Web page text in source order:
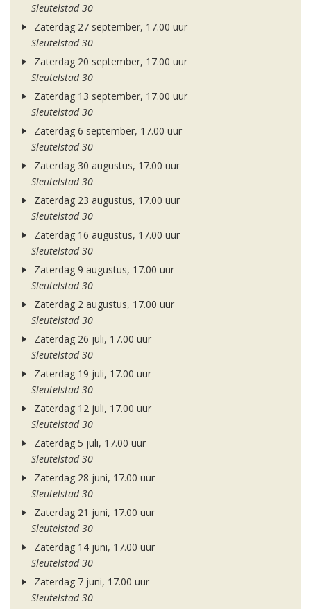
Sleutelstad 30
Zaterdag 27 september, 17.00 uur
Sleutelstad 30
Zaterdag 20 september, 17.00 uur
Sleutelstad 30
Zaterdag 13 september, 17.00 uur
Sleutelstad 30
Zaterdag 6 september, 17.00 uur
Sleutelstad 30
Zaterdag 30 augustus, 17.00 uur
Sleutelstad 30
Zaterdag 23 augustus, 17.00 uur
Sleutelstad 30
Zaterdag 16 augustus, 17.00 uur
Sleutelstad 30
Zaterdag 9 augustus, 17.00 uur
Sleutelstad 30
Zaterdag 2 augustus, 17.00 uur
Sleutelstad 30
Zaterdag 26 juli, 17.00 uur
Sleutelstad 30
Zaterdag 19 juli, 17.00 uur
Sleutelstad 30
Zaterdag 12 juli, 17.00 uur
Sleutelstad 30
Zaterdag 5 juli, 17.00 uur
Sleutelstad 30
Zaterdag 28 juni, 17.00 uur
Sleutelstad 30
Zaterdag 21 juni, 17.00 uur
Sleutelstad 30
Zaterdag 14 juni, 17.00 uur
Sleutelstad 30
Zaterdag 7 juni, 17.00 uur
Sleutelstad 30